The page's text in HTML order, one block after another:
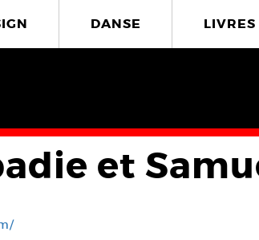
DANSE LIVRES
et